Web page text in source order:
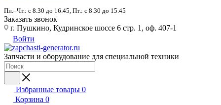
Пн.–Чт.: с 8.30 до 16.45, Пт.: с 8.30 до 15.45
Заказать звонок
г. Пушкино, Кудринское шоссе 6 стр. 1, оф. 407-1
Войти
Запчасти и оборудование для специальной техники
Избранные товары 0
Корзина 0